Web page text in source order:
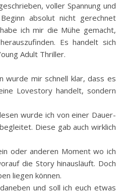
voller Spannung und
absolut nicht gerechnet
ich mir die Mühe gemacht,
Es handelt sich
Adult Thriller.
wurde mir schnell klar, dass es
Lovestory handelt, sondern
wurde ich von einer Dauer-
Diese gab auch wirklich
oder anderen Moment wo ich
die Story hinausläuft. Doch
liegen können.
und soll ich euch etwas